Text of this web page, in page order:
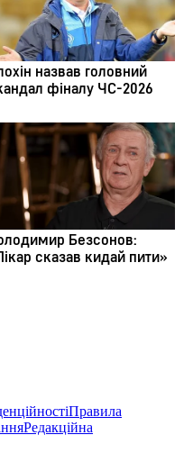
Правила
Редакційна